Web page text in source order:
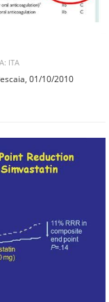
ITA
01/10/2010